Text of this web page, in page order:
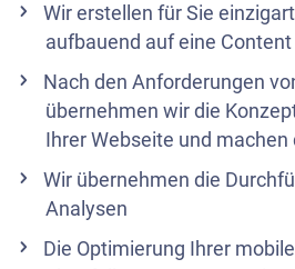
Wir erstellen für Sie
aufbauend auf eine
Nach den Anforderungen
übernehmen wir die
Ihrer Webseite und
Wir übernehmen die
Analysen
Die Optimierung Ihrer